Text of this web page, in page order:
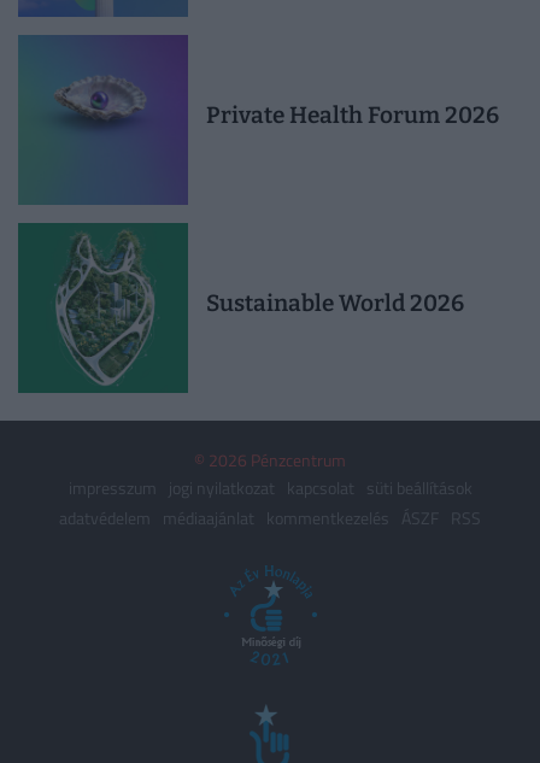
Private Health Forum 2026
Sustainable World 2026
© 2026 Pénzcentrum
impresszum
jogi nyilatkozat kapcsolat
süti beállítások
adatvédelem
médiaajánlat kommentkezelés ÁSZF RSS